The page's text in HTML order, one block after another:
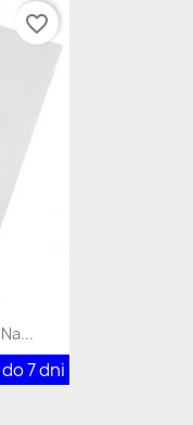
7 dni
favorite_border